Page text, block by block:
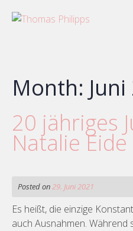
Month:
20 jähriges
Natalie Eide
Posted on29. Juni 2021
Es heißt, die einzige
auch Ausnahmen. Während